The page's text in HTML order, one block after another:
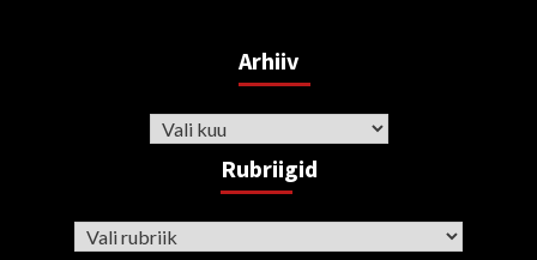
Arhiiv
Arhiiv
Rubriigid
Rubriigid